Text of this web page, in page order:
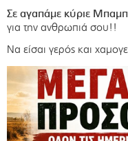
Σε αγαπάμε κύριε
για την ανθρωπιά σου!!
Να είσαι γερός και